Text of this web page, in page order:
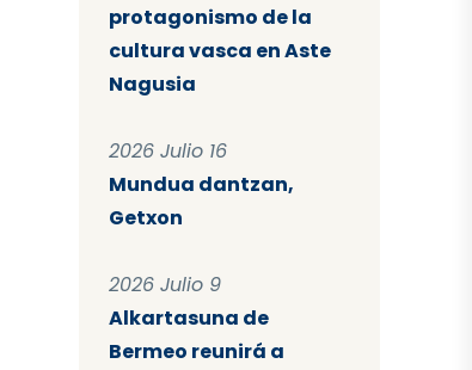
protagonismo de la
cultura vasca en Aste
Nagusia
2026 Julio 16
Mundua dantzan,
Getxon
2026 Julio 9
Alkartasuna de
Bermeo reunirá a